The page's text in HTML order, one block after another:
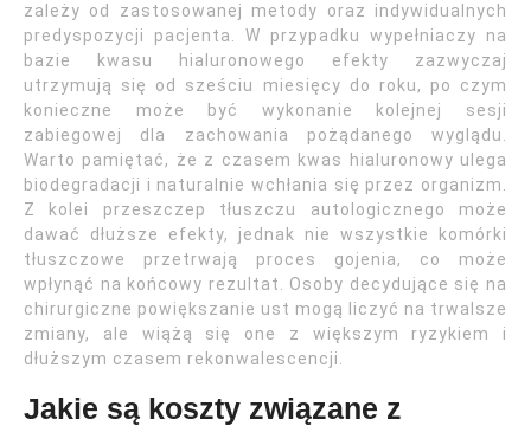
zależy od zastosowanej metody oraz indywidualnych
predyspozycji pacjenta. W przypadku wypełniaczy na
bazie kwasu hialuronowego efekty zazwyczaj
utrzymują się od sześciu miesięcy do roku, po czym
konieczne może być wykonanie kolejnej sesji
zabiegowej dla zachowania pożądanego wyglądu.
Warto pamiętać, że z czasem kwas hialuronowy ulega
biodegradacji i naturalnie wchłania się przez organizm.
Z kolei przeszczep tłuszczu autologicznego może
dawać dłuższe efekty, jednak nie wszystkie komórki
tłuszczowe przetrwają proces gojenia, co może
wpłynąć na końcowy rezultat. Osoby decydujące się na
chirurgiczne powiększanie ust mogą liczyć na trwalsze
zmiany, ale wiążą się one z większym ryzykiem i
dłuższym czasem rekonwalescencji.
Jakie są koszty związane z